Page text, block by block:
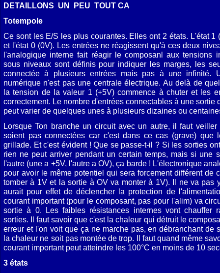
DETAILLONS UN PEU TOUT CA
Totempole
Ce sont les E/S les plus courantes. Elles ont 2 états. L'état 1
et l'état 0 (0V). Les entrées ne réagissent qu'à ces deux
l'analogique interne fait réagir le composanl aux tensions
sous niveaux sont définis pour indiquer les marges, les
connectée à plusieurs entrées mais pas à une infinité.
numérique n'est pas une centrale électrique. Au delà de
la tension de la valeur 1 (+5V) commence à chuter et les
correctement. Le nombre d'entrées connectables à une sortie
peut varier de quelques unes à plusieurs dizaines ou
Lorsque Ton branche un circuit avec un autre, il faut
soient pas connectées car c'est dans ce cas (grave) que
grillade. Et c'est évident ! Que se passe-t-il ? Si les sorties
rien ne peut arriver pendant un certain temps, mais si une
l'autre (une a +5V, l'autre a OV), ça barde ! L'électronique
pour avoir le même potentiel qui sera forcement différent de
tomber à 1V et la sortie à OV va monter à 1V). Il ne va pas
aurait pour effet de déclencher la protection de
courant important (pour le composant, pas pour l'alim) va
sortie à 0. Les faibles résistances internes vont chauffer
sorties. Il faut savoir que c'est la chaleur qui détruit le
erreur et l'on voit que ça ne marche pas, en débranchant de
la chaleur ne soit pas montée de trop. Il faut quand même
courant important peut atteindre les 100°C en moins de 10
3 états